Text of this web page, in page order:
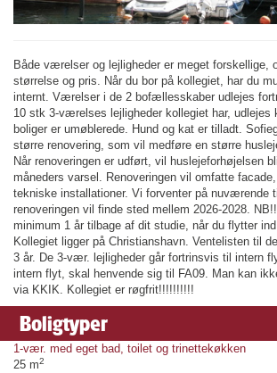
Både værelser og lejligheder er meget forskellige,
størrelse og pris. Når du bor på kollegiet, har du
internt. Værelser i de 2 bofællesskaber udlejes
10 stk 3-værelses lejligheder kollegiet har, udlejes
boliger er umøblerede. Hund og kat er tilladt.
større renovering, som vil medføre en større
Når renoveringen er udført, vil huslejeforhøjelsen
måneders varsel. Renoveringen vil omfatte
tekniske installationer. Vi forventer på nuværende
renoveringen vil finde sted mellem 2026-2028.
minimum 1 år tilbage af dit studie, når du flytter
Kollegiet ligger på Christianshavn. Ventelisten til
3 år. De 3-vær. lejligheder går fortrinsvis til intern
intern flyt, skal henvende sig til FA09. Man kan
via KKIK. Kollegiet er røgfrit!!!!!!!!!!
Boligtyper
1-vær. med eget bad, toilet og trinettekøkken
25 m2